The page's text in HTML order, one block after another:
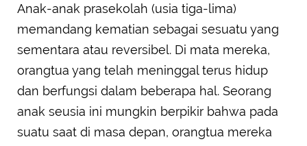
Anak-anak prasekolah (usia tiga-lima)
memandang kematian sebagai sesuatu yang
sementara atau reversibel. Di mata mereka,
orangtua yang telah meninggal terus hidup
dan berfungsi dalam beberapa hal. Seorang
anak seusia ini mungkin berpikir bahwa pada
suatu saat di masa depan, orangtua mereka